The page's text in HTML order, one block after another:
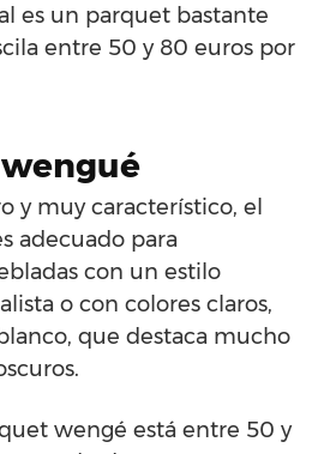
es un parquet bastante
entre 50 y 80 euros por
y muy característico, el
adecuado para
con un estilo
o con colores claros,
que destaca mucho
wengé está entre 50 y